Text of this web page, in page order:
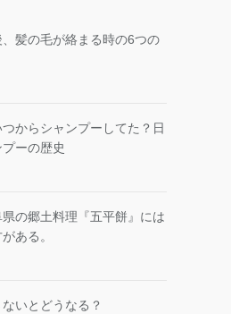
髪の毛が絡まる時の6つの
からシャンプーしてた？日
ーの歴史
の郷土料理『五平餅』には
ある。
いとどうなる？